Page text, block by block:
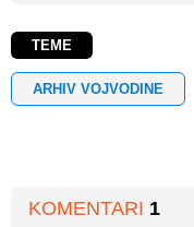
TEME
ARHIV VOJVODINE
KOMENTARI 1